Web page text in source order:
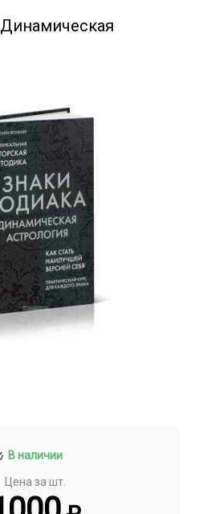
и скидки
В наличии
Цена за шт.